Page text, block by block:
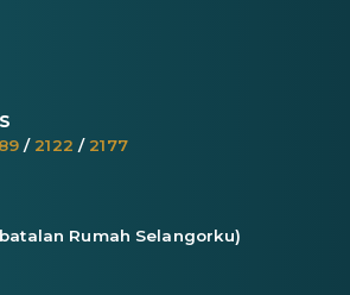
/ 2122 / 2177
Rumah Selangorku)